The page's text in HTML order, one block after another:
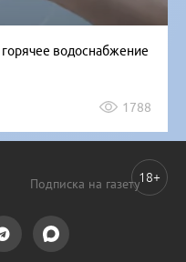
горячее водоснабжение
1788
Подписка на газету18+